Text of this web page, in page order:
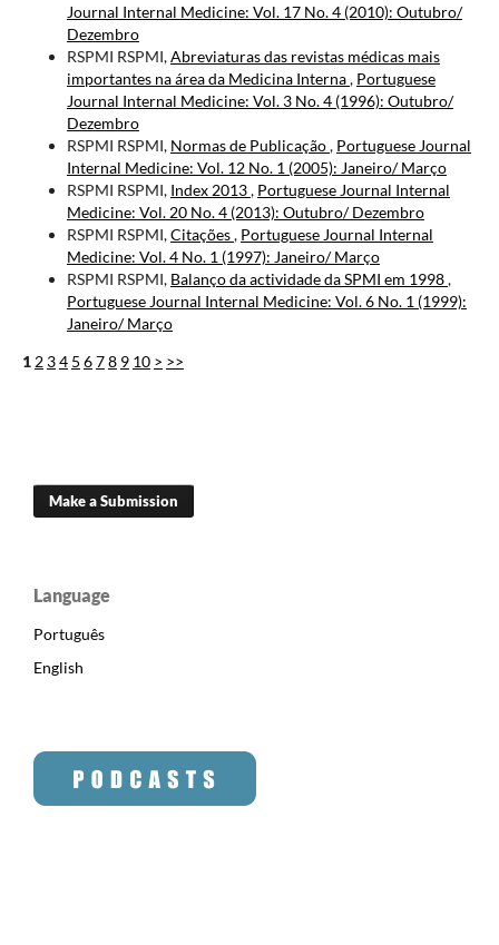
Journal Internal Medicine: Vol. 17 No. 4 (2010): Outubro/
Dezembro
RSPMI RSPMI,Abreviaturas das revistas médicas mais
importantes na área da Medicina Interna, Portuguese
Journal Internal Medicine: Vol. 3 No. 4 (1996): Outubro/
Dezembro
RSPMI RSPMI, Normas de Publicação, Portuguese Journal
Internal Medicine: Vol. 12 No. 1 (2005): Janeiro/ Março
RSPMI RSPMI, Index 2013, Portuguese Journal Internal
Medicine: Vol. 20 No. 4 (2013): Outubro/ Dezembro
RSPMI RSPMI,Citações, Portuguese Journal Internal
Medicine: Vol. 4 No. 1 (1997): Janeiro/ Março
RSPMI RSPMI, Balanço da actividade da SPMI em 1998,
Portuguese Journal Internal Medicine: Vol. 6 No. 1 (1999):
Janeiro/ Março
1 2 34 5 678 9 10 > >>
Make a Submission
Language
Português
English